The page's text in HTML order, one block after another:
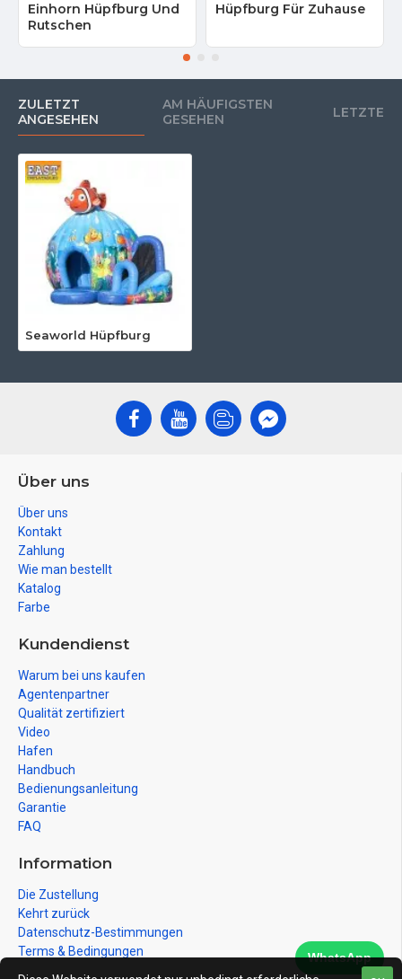
Einhorn Hüpfburg Und
Rutschen
Hüpfburg Für Zuhause
ZULETZT
ANGESEHEN
AM HÄUFIGSTEN
GESEHEN
LETZTE
Seaworld Hüpfburg
Über uns
Über uns
Kontakt
Zahlung
Wie man bestellt
Katalog
Farbe
Kundendienst
Warum bei uns kaufen
Agentenpartner
Qualität zertifiziert
Video
Hafen
Handbuch
Bedienungsanleitung
Garantie
FAQ
Information
Die Zustellung
Kehrt zurück
Datenschutz-Bestimmungen
Terms & Bedingungen
WhatsApp